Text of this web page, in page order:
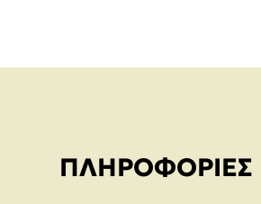
ΠΛΗΡΟΦΟΡΊΕΣ